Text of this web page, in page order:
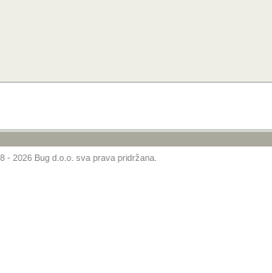
- 2026 Bug d.o.o. sva prava pridržana.